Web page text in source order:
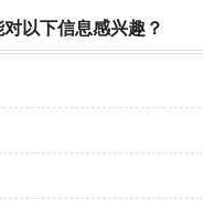
以下信息感兴趣？